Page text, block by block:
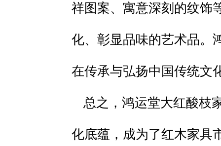
祥图案、寓意深刻的纹饰
化、彰显品味的艺术品。
在传承与弘扬中国传统文
总之，鸿运堂大红酸枝
化底蕴，成为了红木家具